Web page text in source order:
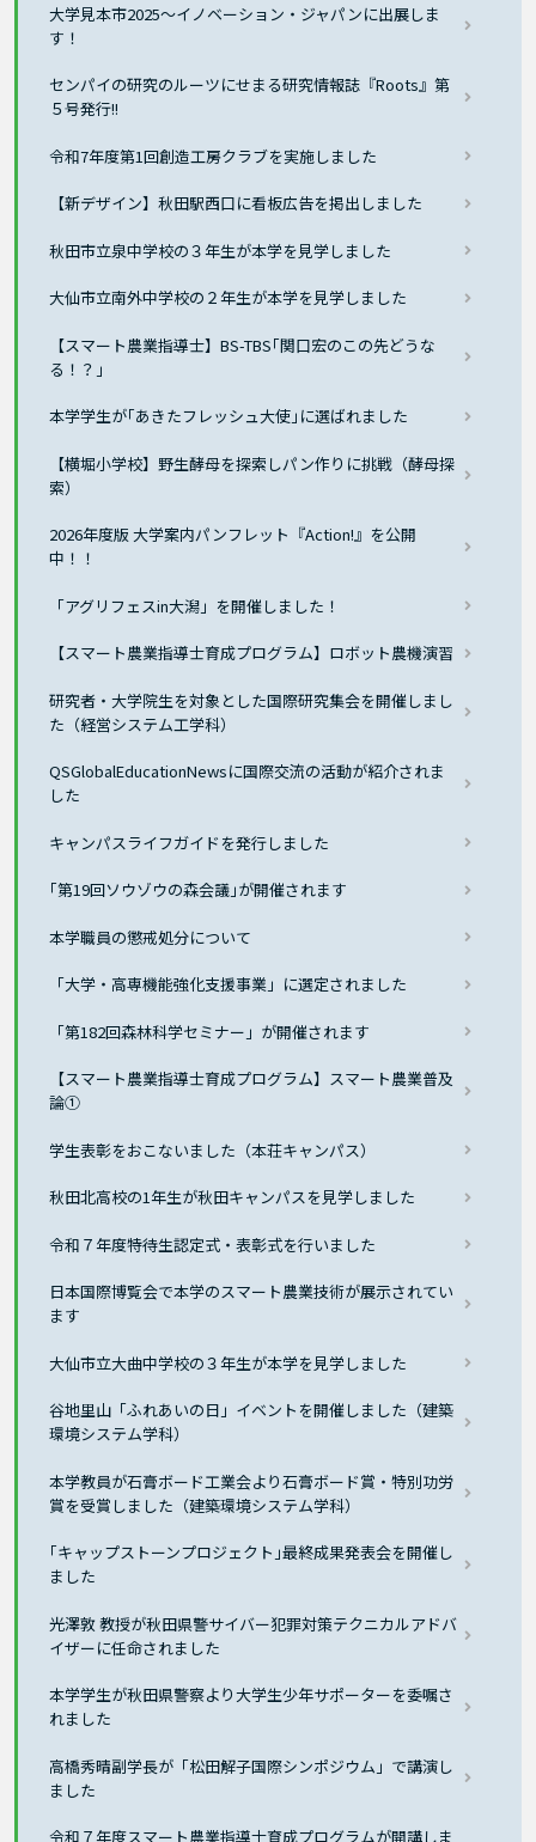
大学見本市2025〜イノベーション・ジャパンに出展しま
す！
センパイの研究のルーツにせまる研究情報誌『Roots』第
５号発行!!
令和7年度第1回創造工房クラブを実施しました
【新デザイン】秋田駅西口に看板広告を掲出しました
秋田市立泉中学校の３年生が本学を見学しました
大仙市立南外中学校の２年生が本学を見学しました
【スマート農業指導士】BS-TBS｢関口宏のこの先どうな
る！？」
本学学生が｢あきたフレッシュ大使｣に選ばれました
【横堀小学校】野生酵母を探索しパン作りに挑戦（酵母探
索）
2026年度版 大学案内パンフレット『Action!』を公開
中！！
「アグリフェスin大潟」を開催しました！
【スマート農業指導士育成プログラム】ロボット農機演習
研究者・大学院生を対象とした国際研究集会を開催しまし
た（経営システム工学科）
QSGlobalEducationNewsに国際交流の活動が紹介されま
した
キャンパスライフガイドを発行しました
｢第19回ソウゾウの森会議｣が開催されます
本学職員の懲戒処分について
「大学・高専機能強化支援事業」に選定されました
「第182回森林科学セミナー」が開催されます
【スマート農業指導士育成プログラム】スマート農業普及
論①
学生表彰をおこないました（本荘キャンパス）
秋田北高校の1年生が秋田キャンパスを見学しました
令和７年度特待生認定式・表彰式を行いました
日本国際博覧会で本学のスマート農業技術が展示されてい
ます
大仙市立大曲中学校の３年生が本学を見学しました
谷地里山「ふれあいの日」イベントを開催しました（建築
環境システム学科）
本学教員が石膏ボード工業会より石膏ボード賞・特別功労
賞を受賞しました（建築環境システム学科）
｢キャップストーンプロジェクト｣最終成果発表会を開催し
ました
光澤敦 教授が秋田県警サイバー犯罪対策テクニカルアドバ
イザーに任命されました
本学学生が秋田県警察より大学生少年サポーターを委嘱さ
れました
高橋秀晴副学長が「松田解子国際シンポジウム」で講演し
ました
令和７年度スマート農業指導士育成プログラムが開講しま